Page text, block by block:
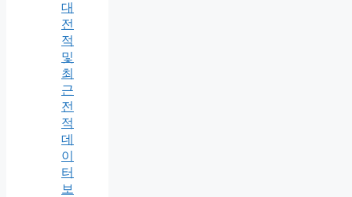
대
전
적
및
최
근
전
적
데
이
터
보